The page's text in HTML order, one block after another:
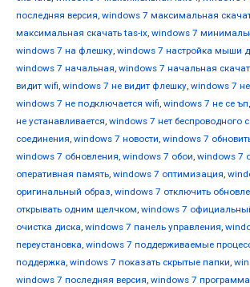
последняя версия, windows 7 максимальная
максимальная скачать tas-ix, windows 7
windows 7 на флешку, windows 7 настройка мыши
windows 7 начальная, windows 7 начальная
видит wifi, windows 7 не видит флешку, windows 7
windows 7 не подключается wifi, windows 7 не се
не устанавливается, windows 7 нет беспроводного
соединения, windows 7 новости, windows 7
windows 7 обновления, windows 7 обои, windows 7
оперативная память, windows 7 оптимизация,
оригинальный образ, windows 7 отключить
открывать одним щелчком, windows 7
очистка диска, windows 7 панель управления,
переустановка, windows 7 поддерживаемые
поддержка, windows 7 показать скрытые папки,
windows 7 последняя версия, windows 7 программа